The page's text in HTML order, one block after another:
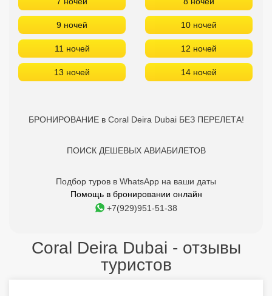
9 ночей 10 ночей
11 ночей 12 ночей
13 ночей 14 ночей
БРОНИРОВАНИЕ в Coral Deira Dubai БЕЗ ПЕРЕЛЕТА!
ПОИСК ДЕШЕВЫХ АВИАБИЛЕТОВ
Подбор туров в WhatsApp на ваши даты
Помощь в бронировании онлайн
+7(929)951-51-38
Coral Deira Dubai - отзывы
туристов